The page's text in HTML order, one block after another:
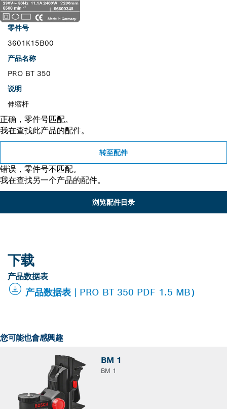
零件号
3601K15B00
产品名称
PRO BT 350
说明
伸缩杆
正确，零件号匹配。
我在查找此产品的配件。
转至配件
错误，零件号不匹配。
我在查找另一个产品的配件。
浏览配件目录
下载
产品数据表
产品数据表 | PRO BT 350 PDF 1.5 MB）
您可能也會感興趣
BM 1
BM 1